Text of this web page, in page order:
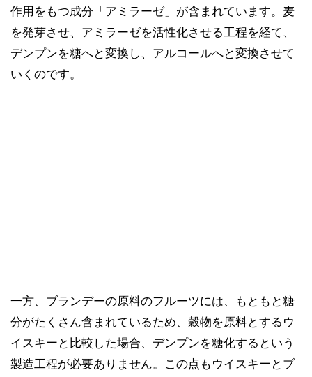
作用をもつ成分「アミラーゼ」が含まれています。麦
を発芽させ、アミラーゼを活性化させる工程を経て、
デンプンを糖へと変換し、アルコールへと変換させて
いくのです。
一方、ブランデーの原料のフルーツには、もともと糖
分がたくさん含まれているため、穀物を原料とするウ
イスキーと比較した場合、デンプンを糖化するという
製造工程が必要ありません。この点もウイスキーとブ